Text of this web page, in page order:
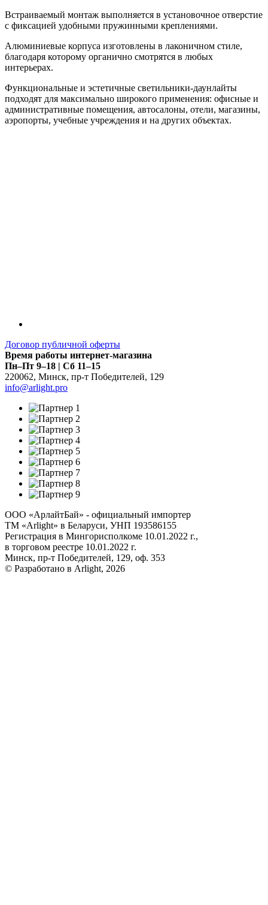
Встраиваемый монтаж выполняется в установочное отверстие
с фиксацией удобными пружинными креплениями.
Алюминиевые корпуса изготовлены в лаконичном стиле,
благодаря которому органично смотрятся в любых
интерьерах.
Функциональные и эстетичные светильники-даунлайты
подходят для максимально широкого применения: офисные и
административные помещения, автосалоны, отели, магазины,
аэропорты, учебные учреждения и на других объектах.
Договор публичной оферты
Время работы интернет-магазина
Пн–Пт 9–18 | Сб 11–15
220062, Минск, пр-т Победителей, 129
info@arlight.pro
ООО «АрлайтБай» - официальный импортер
ТМ «Arlight» в Беларуси, УНП 193586155
Регистрация в Мингорисполкоме 10.01.2022 г.,
в торговом реестре 10.01.2022 г.
Минск, пр-т Победителей, 129, оф. 353
© Разработано в Arlight, 2026